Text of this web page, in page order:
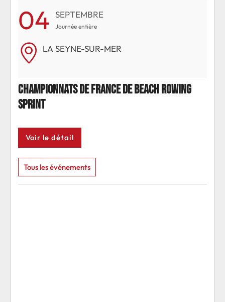
04 SEPTEMBRE
Journée entière
LA SEYNE-SUR-MER
Championnats de France de beach rowing
sprint
Voir le détail
Tous les événements